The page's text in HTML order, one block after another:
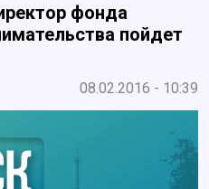
фонда
пойдет
08.02.2016 - 10:39